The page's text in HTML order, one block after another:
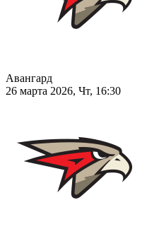
Авангард
26 марта 2026, Чт, 16:30